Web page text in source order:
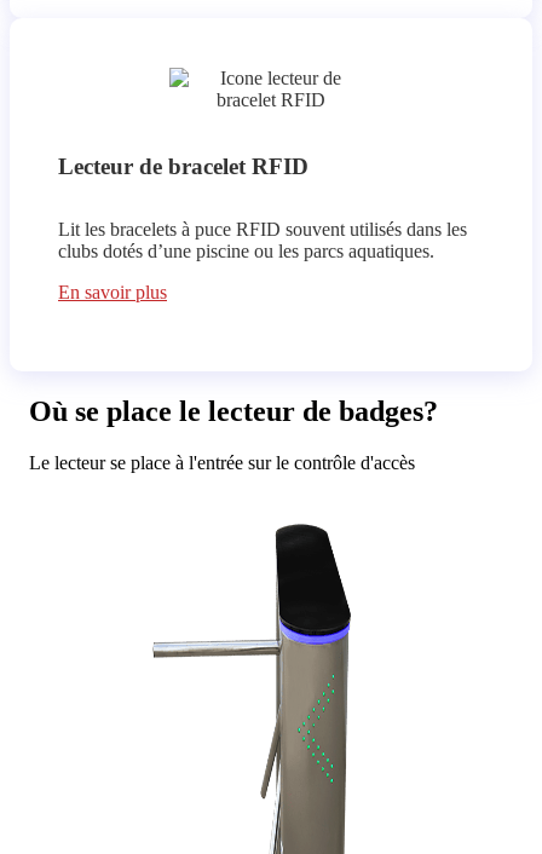
Lecteur de bracelet RFID
Lit les bracelets à puce RFID souvent utilisés dans les
clubs dotés d’une piscine ou les parcs aquatiques.
En savoir plus
Où se place le lecteur de badges?
Le lecteur se place à l'entrée sur le contrôle d'accès